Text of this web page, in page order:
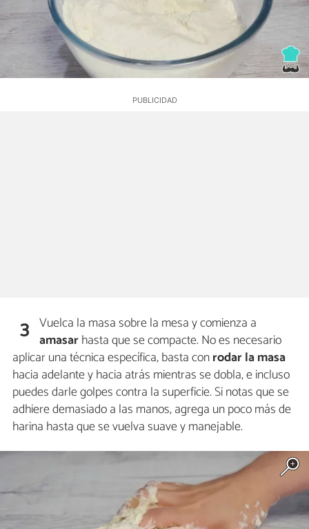
3 Vuelca la masa sobre la mesa y comienza a
amasarhasta que se compacte. No es necesario
aplicar una técnica específica, basta conrodar la masa
hacia adelante y hacia atrás mientras se dobla, e incluso
puedes darle golpes contra la superficie. Si notas que se
adhiere demasiado a las manos, agrega un poco más de
harina hasta que se vuelva suave y manejable.